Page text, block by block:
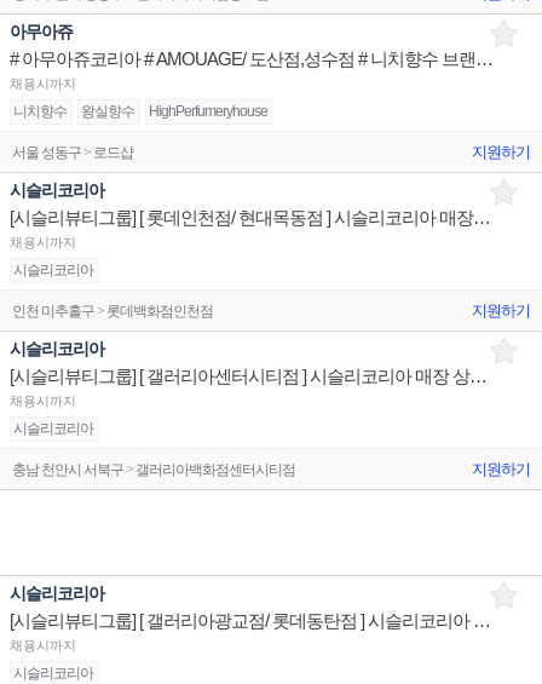
아무아쥬
# 아무아쥬코리아 # AMOUAGE/ 도산점,성수점 # 니치향수 브랜드 Advisior
채용시까지
니치향수 왕실향수 HighPerfumeryhouse
서울 성동구 > 로드샵 지원하기
시슬리코리아
[시슬리뷰티그룹] [ 롯데인천점/ 현대목동점 ] 시슬리코리아 매장 상품유지 매장판매사원
채용시까지
시슬리코리아
인천 미추홀구 > 롯데백화점인천점 지원하기
시슬리코리아
[시슬리뷰티그룹] [ 갤러리아센터시티점 ] 시슬리코리아 매장 상품유지 매장판매사원
채용시까지
시슬리코리아
충남 천안시 서북구 > 갤러리아백화점센터시티점 지원하기
시슬리코리아
[시슬리뷰티그룹] [ 갤러리아광교점/ 롯데동탄점 ] 시슬리코리아 매장 상품유지 매장판매사원
채용시까지
시슬리코리아